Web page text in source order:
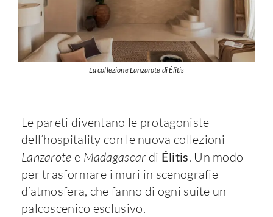
La collezione Lanzarote di Élitis
Le pareti diventano le protagoniste
dell’hospitality con le nuova collezioni
Lanzarote e Madagascar di Élitis. Un modo
per trasformare i muri in scenografie
d’atmosfera, che fanno di ogni suite un
palcoscenico esclusivo.